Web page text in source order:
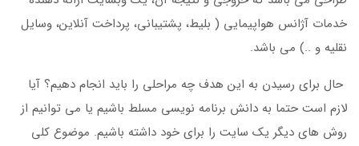
خدمات آژانس هواپیمایی ( بلیط، پشتیبانی، پرداخت آنلاین، وسایل
نقلیه و ..) می باشد.
حال برای رسیدن به این هدف چه مراحلی را باید انجام دهیم؟ آیا
لازم است حتما به دانش برنامه نویسی مسلط باشیم یا می توانیم از
روش های دیگر یک سایت را برای خود داشته باشیم. موضوع کلی